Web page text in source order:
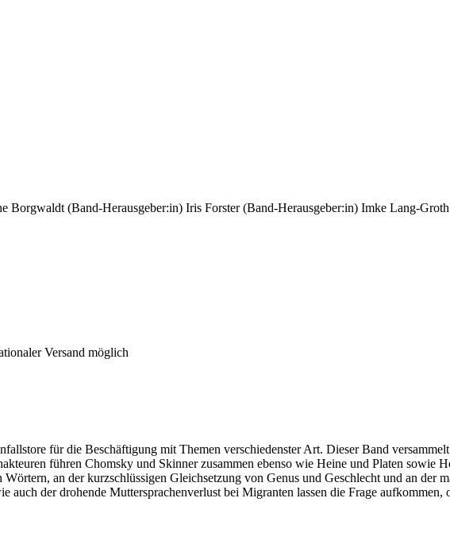
Borgwaldt (Band-Herausgeber:in) Iris Forster (Band-Herausgeber:in) Imke Lang-
Versand möglich
für die Beschäftigung mit Themen verschiedenster Art. Dieser Band
führen Chomsky und Skinner zusammen ebenso wie Heine und Platen
Wörtern, an der kurzschlüssigen Gleichsetzung von Genus und Geschlecht und an
auch der drohende Muttersprachenverlust bei Migranten lassen die Frage